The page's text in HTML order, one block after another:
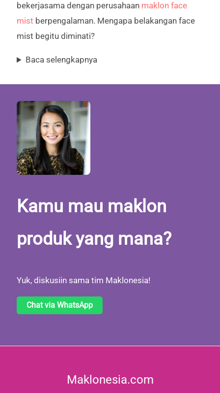
bekerjasama dengan perusahaan maklon face
mist berpengalaman. Mengapa belakangan face
mist begitu diminati?
Baca selengkapnya
Kamu mau maklon
produk yang mana?
Yuk, diskusiin sama tim Maklonesia!
Chat via WhatsApp
Maklonesia.com